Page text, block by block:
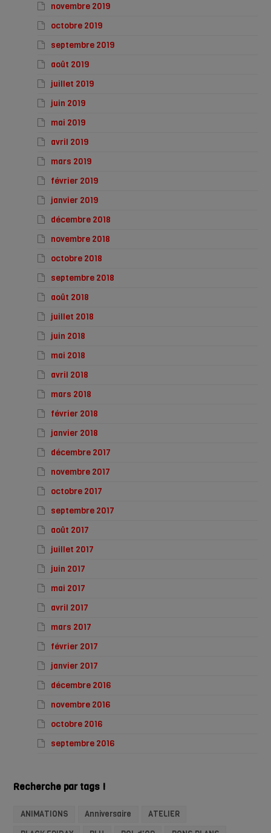
novembre 2019
octobre 2019
septembre 2019
août 2019
juillet 2019
juin 2019
mai 2019
avril 2019
mars 2019
février 2019
janvier 2019
décembre 2018
novembre 2018
octobre 2018
septembre 2018
août 2018
juillet 2018
juin 2018
mai 2018
avril 2018
mars 2018
février 2018
janvier 2018
décembre 2017
novembre 2017
octobre 2017
septembre 2017
août 2017
juillet 2017
juin 2017
mai 2017
avril 2017
mars 2017
février 2017
janvier 2017
décembre 2016
novembre 2016
octobre 2016
septembre 2016
Recherche par tags !
ANIMATIONS Anniversaire
ATELIER